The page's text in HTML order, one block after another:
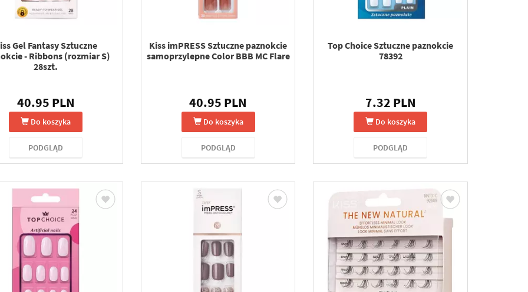
Gel Fantasy Sztuczne
- Ribbons (rozmiar S)
28szt.
40.95 PLN
Do koszyka
PODGLĄD
Kiss imPRESS Sztuczne paznokcie
samoprzylepne Color BBB MC Flare
40.95 PLN
Do koszyka
PODGLĄD
Top Choice Sztuczne paznokcie
78392
7.32 PLN
Do koszyka
PODGLĄD